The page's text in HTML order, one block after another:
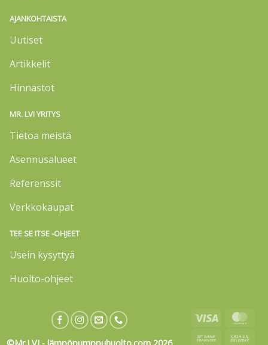
AJANKOHTAISTA
Uutiset
Artikkelit
Hinnastot
MR. LVI YRITYS
Tietoa meistä
Asennusalueet
Referenssit
Verkkokaupat
TEE SE ITSE -OHJEET
Usein kysyttyä
Huolto-ohjeet
Visa
Bank